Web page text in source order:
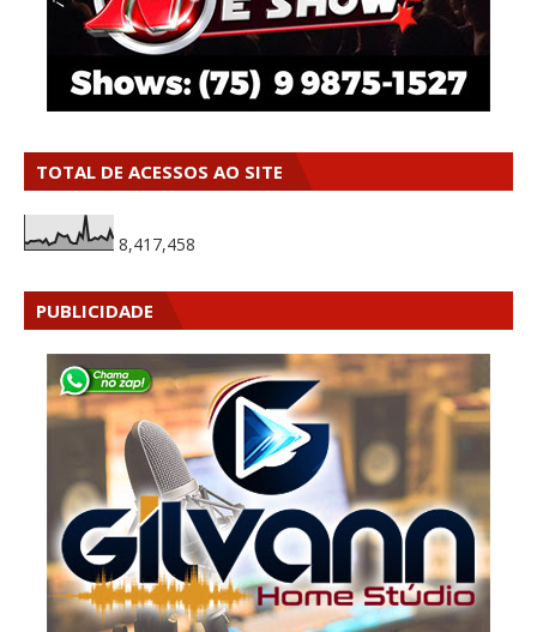
TOTAL DE ACESSOS AO SITE
8,417,458
PUBLICIDADE